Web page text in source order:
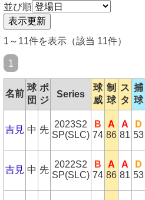
並び順
1～11件を表示（該当 11件）
1
名前
球
団
ポ
ジ
Series
球
威
制
球
ス
タ
捕
球
吉見 中 先
2023S2
SP(SLC)
B
74
A
86
A
81
D
53
吉見 中 先
2022S2
SP(SLC)
B
74
A
86
A
81
D
53